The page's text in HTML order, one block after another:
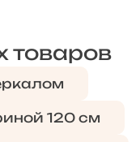
товаров
120 см